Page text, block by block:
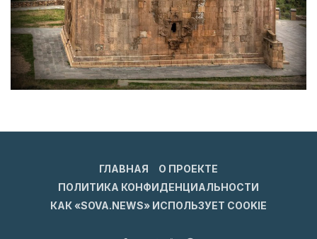
ГЛАВНАЯ
О ПРОЕКТЕ
ПОЛИТИКА КОНФИДЕНЦИАЛЬНОСТИ
КАК «SOVA.NEWS» ИСПОЛЬЗУЕТ COOKIE